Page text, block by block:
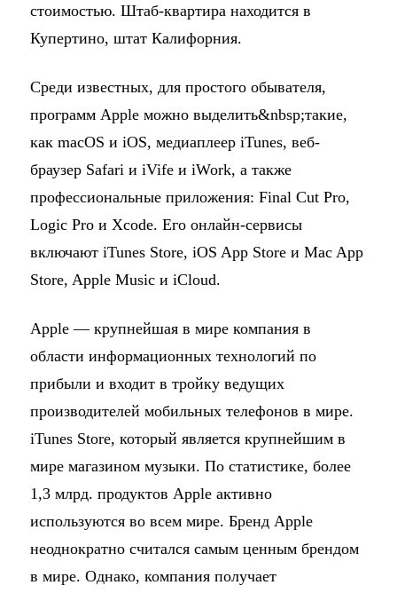
стоимостью. Штаб-квартира находится в
Купертино, штат Калифорния.
Среди известных, для простого обывателя,
программ Apple можно выделить&nbsp;такие,
как macOS и iOS, медиаплеер iTunes, веб-
браузер Safari и iVife и iWork, а также
профессиональные приложения: Final Cut Pro,
Logic Pro и Xcode. Его онлайн-сервисы
включают iTunes Store, iOS App Store и Mac App
Store, Apple Music и iCloud.
Apple — крупнейшая в мире компания в
области информационных технологий по
прибыли и входит в тройку ведущих
производителей мобильных телефонов в мире.
iTunes Store, который является крупнейшим в
мире магазином музыки. По статистике, более
1,3 млрд. продуктов Apple активно
используются во всем мире. Бренд Apple
неоднократно считался самым ценным брендом
в мире. Однако, компания получает